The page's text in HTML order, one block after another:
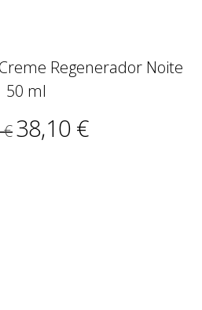
Regenerador Noite
50 ml
€38,10 €